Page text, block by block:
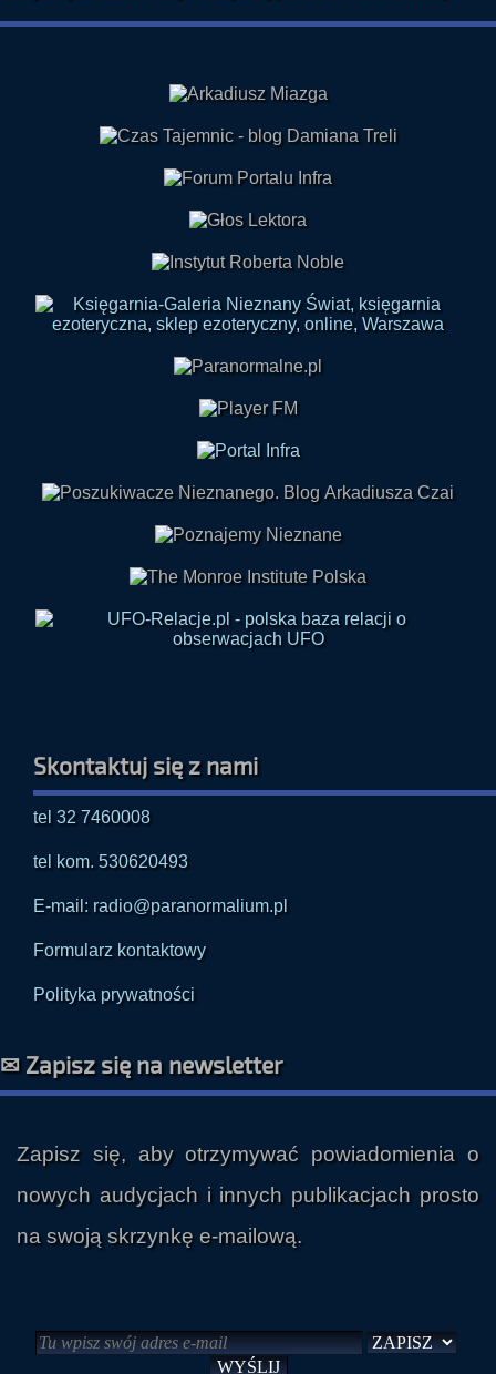
Skontaktuj się z nami
tel 32 7460008
tel kom. 530620493
E-mail: radio@paranormalium.pl
Formularz kontaktowy
Polityka prywatności
✉ Zapisz się na newsletter
Zapisz się, aby otrzymywać powiadomienia o
nowych audycjach i innych publikacjach prosto
na swoją skrzynkę e-mailową.